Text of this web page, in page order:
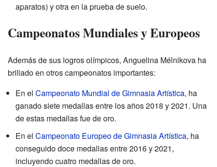
aparatos) y otra en la prueba de suelo.
Campeonatos Mundiales y Europeos
Además de sus logros olímpicos, Anguelina Mélnikova ha
brillado en otros campeonatos importantes:
En el Campeonato Mundial de Gimnasia Artística, ha
ganado siete medallas entre los años 2018 y 2021. Una
de estas medallas fue de oro.
En el Campeonato Europeo de Gimnasia Artística, ha
conseguido doce medallas entre 2016 y 2021,
incluyendo cuatro medallas de oro.